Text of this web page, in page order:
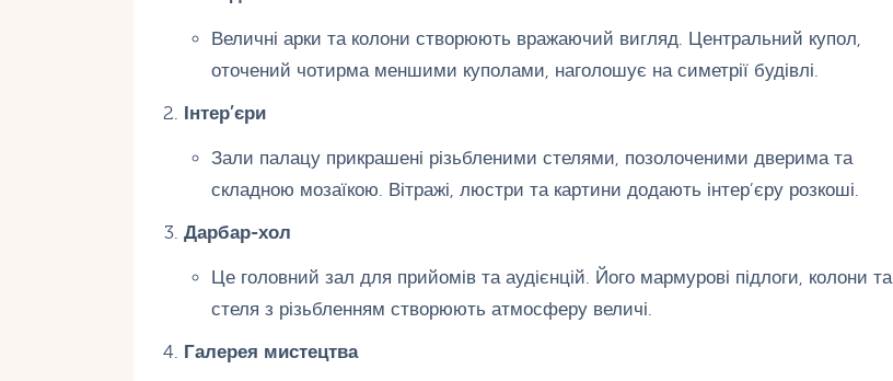
Величні арки та колони створюють вражаючий вигляд. Центральний купол,
оточений чотирма меншими куполами, наголошує на симетрії будівлі.
Інтер’єри
Зали палацу прикрашені різьбленими стелями, позолоченими дверима та
складною мозаїкою. Вітражі, люстри та картини додають інтер’єру розкоші.
Дарбар-хол
Це головний зал для прийомів та аудієнцій. Його мармурові підлоги, колони та
стеля з різьбленням створюють атмосферу величі.
Галерея мистецтва